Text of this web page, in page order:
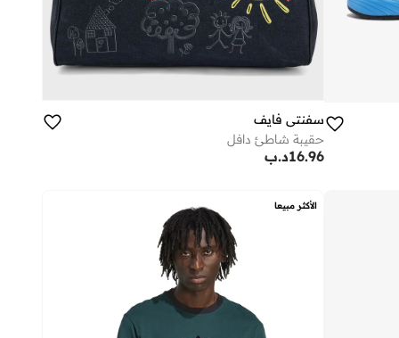
سفنتي فايف
حقيبة شاطئ دافل
د.ب16.96
الأكثر مبيعا